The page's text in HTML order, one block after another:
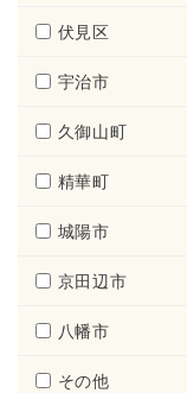
伏見区
宇治市
久御山町
精華町
城陽市
京田辺市
八幡市
その他